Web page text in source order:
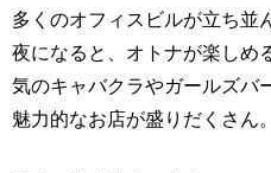
多くのオフィスビルが立ち並
夜になると、オトナが楽しめ
気のキャバクラやガールズバ
魅力的なお店が盛りだくさん。